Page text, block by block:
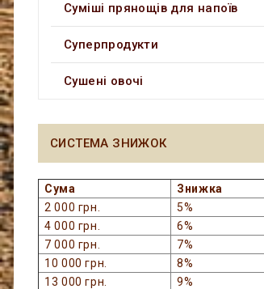
Суміші прянощів для напоїв
Суперпродукти
Сушені овочі
СИСТЕМА ЗНИЖОК
Сума
Знижка
2 000 грн.
5%
4 000 грн.
6%
7 000 грн.
7%
10 000 грн.
8%
13 000 грн.
9%